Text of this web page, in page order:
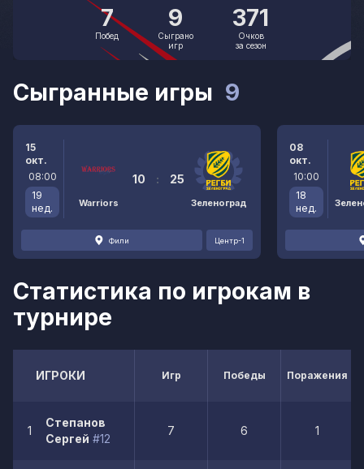
7
Побед
9
Сыграно
игр
371
Очков
за сезон
Сыгранные игры 9
15
окт.
08:00
19
нед.
Warriors
10 : 25
Зеленоград
Фили Центр-1
08
окт.
10:00
18
нед.
Статистика по игрокам в
турнире
ИГРОКИ Игр Победы Поражения
1
Степанов
Сергей #12
7 6 1